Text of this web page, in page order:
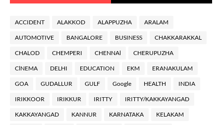
ACCIDENT ALAKKOD ALAPPUZHA ARALAM
AUTOMOTIVE BANGALORE BUSINESS CHAKKARAKKAL
CHALOD CHEMPERI CHENNAl CHERUPUZHA
ClNEMA DELHI EDUCATION EKM ERANAKULAM
GOA GUDALLUR GULF Google HEALTH INDIA
IRIKKOOR IRIKKUR IRITTY IRITTY/KAKKAYANGAD
KAKKAYANGAD KANNUR KARNATAKA KELAKAM